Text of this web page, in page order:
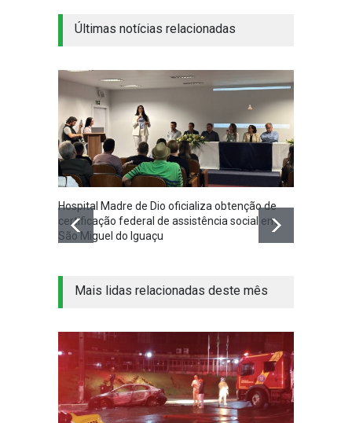
Últimas notícias relacionadas
Hospital Madre de Dio oficializa obtenção de
certificação federal de assistência social em
São Miguel do Iguaçu
Mais lidas relacionadas deste mês